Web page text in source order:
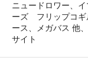
ニュードロワー、
ーズ フリップコギ
ース、メガバス 他
サイト